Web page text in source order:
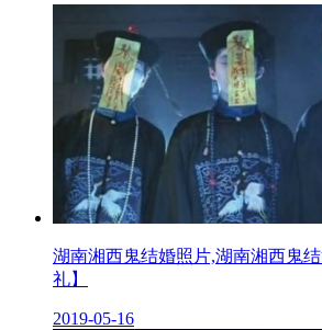
湖南湘西鬼结婚照片,湖南湘西鬼
礼】
2019-05-16